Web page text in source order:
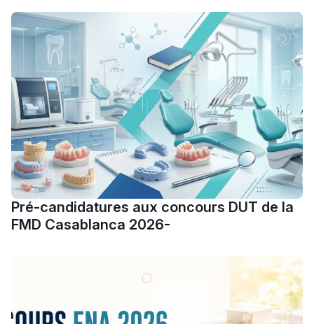
Lycée Maroc
التعليم الثانوي التأهيلي
Collège au Maroc
التعليم الثانوي الإعدادي
Post-Bac
+ de 78 Sujets
+ de 89 Interviews/Vidéos
Voir toutes les actualités
Calendrier Cursussup : comprendre les étapes de la
procédure
Voir tous les articles
Pré-candidatures aux concours DUT de la
FMD Casablanca 2026-